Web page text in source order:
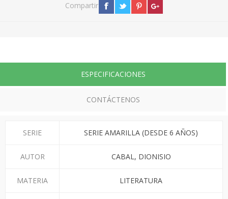
Compartir
ESPECIFICACIONES
CONTÁCTENOS
SERIE SERIE AMARILLA (DESDE 6 AÑOS)
AUTOR CABAL, DIONISIO
MATERIA LITERATURA